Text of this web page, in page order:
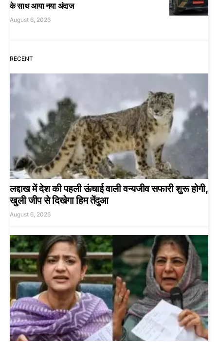
के साथ आया नया अंदाज
August 6, 2026
RECENT
लद्दाख में देश की पहली ऊंचाई वाली वन्यजीव सफारी शुरू होगी,
खुली जीप से दिखेगा हिम तेंदुआ
August 6, 2026